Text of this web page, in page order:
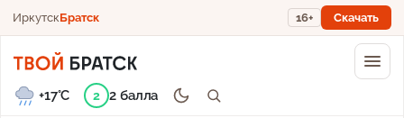
ИркутскБратск 16+ Скачать
+17°C 2 2 балла